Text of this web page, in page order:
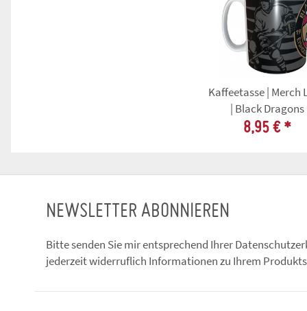
Kaffeetasse | Merch
| Black Dragons
8,95 € *
NEWSLETTER ABONNIEREN
Bitte senden Sie mir entsprechend Ihrer
jederzeit widerruflich Informationen zu Ihrem